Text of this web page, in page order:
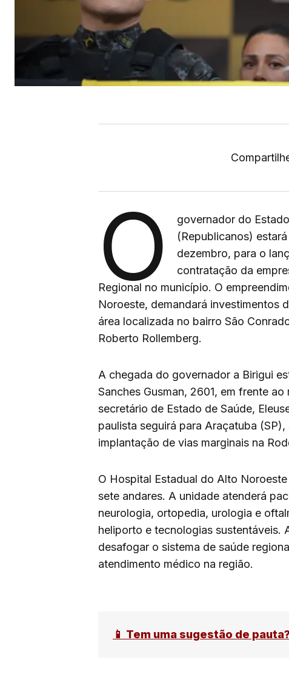
O
governador do
(Republicanos)
dezembro, para o
contratação da
Regional no município. O
Noroeste, demandará investimentos
área localizada no bairro São
Roberto Rollemberg.
A chegada do governador a Birigui
Sanches Gusman, 2601, em frente
secretário de Estado de Saúde,
paulista seguirá para Araçatuba
implantação de vias marginais na
O Hospital Estadual do Alto
sete andares. A unidade atenderá
neurologia, ortopedia, urologia e
heliporto e tecnologias sustentáveis.
desafogar o sistema de saúde
atendimento médico na região.
📱 Tem uma sugestão de